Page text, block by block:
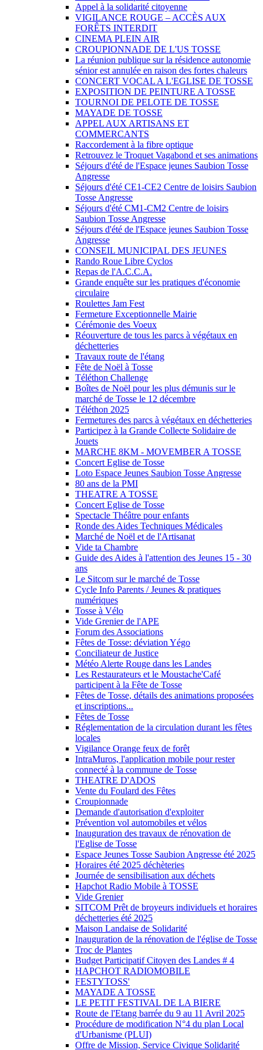
Appel à la solidarité citoyenne
VIGILANCE ROUGE – ACCÈS AUX
FORÊTS INTERDIT
CINEMA PLEIN AIR
CROUPIONNADE DE L'US TOSSE
La réunion publique sur la résidence autonomie
sénior est annulée en raison des fortes chaleurs
CONCERT VOCAL A L'EGLISE DE TOSSE
EXPOSITION DE PEINTURE A TOSSE
TOURNOI DE PELOTE DE TOSSE
MAYADE DE TOSSE
APPEL AUX ARTISANS ET
COMMERCANTS
Raccordement à la fibre optique
Retrouvez le Troquet Vagabond et ses animations
Séjours d'été de l'Espace jeunes Saubion Tosse
Angresse
Séjours d'été CE1-CE2 Centre de loisirs Saubion
Tosse Angresse
Séjours d'été CM1-CM2 Centre de loisirs
Saubion Tosse Angresse
Séjours d'été de l'Espace jeunes Saubion Tosse
Angresse
CONSEIL MUNICIPAL DES JEUNES
Rando Roue Libre Cyclos
Repas de l'A.C.C.A.
Grande enquête sur les pratiques d'économie
circulaire
Roulettes Jam Fest
Fermeture Exceptionnelle Mairie
Cérémonie des Voeux
Réouverture de tous les parcs à végétaux en
déchetteries
Travaux route de l'étang
Fête de Noël à Tosse
Téléthon Challenge
Boîtes de Noël pour les plus démunis sur le
marché de Tosse le 12 décembre
Téléthon 2025
Fermetures des parcs à végétaux en déchetteries
Participez à la Grande Collecte Solidaire de
Jouets
MARCHE 8KM - MOVEMBER A TOSSE
Concert Eglise de Tosse
Loto Espace Jeunes Saubion Tosse Angresse
80 ans de la PMI
THEATRE A TOSSE
Concert Eglise de Tosse
Spectacle Théâtre pour enfants
Ronde des Aides Techniques Médicales
Marché de Noël et de l'Artisanat
Vide ta Chambre
Guide des Aides à l'attention des Jeunes 15 - 30
ans
Le Sitcom sur le marché de Tosse
Cycle Info Parents / Jeunes & pratiques
numériques
Tosse à Vélo
Vide Grenier de l'APE
Forum des Associations
Fêtes de Tosse: déviation Yégo
Conciliateur de Justice
Météo Alerte Rouge dans les Landes
Les Restaurateurs et le Moustache'Café
participent à la Fête de Tosse
Fêtes de Tosse, détails des animations proposées
et inscriptions...
Fêtes de Tosse
Réglementation de la circulation durant les fêtes
locales
Vigilance Orange feux de forêt
IntraMuros, l'application mobile pour rester
connecté à la commune de Tosse
THEATRE D'ADOS
Vente du Foulard des Fêtes
Croupionnade
Demande d'autorisation d'exploiter
Prévention vol automobiles et vélos
Inauguration des travaux de rénovation de
l'Eglise de Tosse
Espace Jeunes Tosse Saubion Angresse été 2025
Horaires été 2025 déchèteries
Journée de sensibilisation aux déchets
Hapchot Radio Mobile à TOSSE
Vide Grenier
SITCOM Prêt de broyeurs individuels et horaires
déchetteries été 2025
Maison Landaise de Solidarité
Inauguration de la rénovation de l'église de Tosse
Troc de Plantes
Budget Participatif Citoyen des Landes # 4
HAPCHOT RADIOMOBILE
FESTYTOSS'
MAYADE A TOSSE
LE PETIT FESTIVAL DE LA BIERE
Route de l'Etang barrée du 9 au 11 Avril 2025
Procédure de modification N°4 du plan Local
d'Urbanisme (PLUI)
Offre de Mission, Service Civique Solidarité